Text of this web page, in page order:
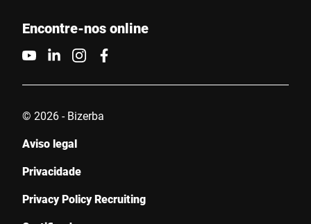
Encontre-nos online
© 2026 - Bizerba
Aviso legal
Privacidade
Privacy Policy Recruiting